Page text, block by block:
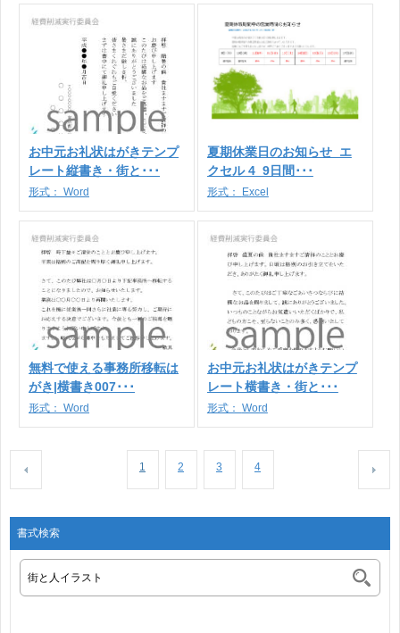
お中元お礼状はがきテンプ
レート縦書き・街と･･･
形式： Word
夏期休業日のお知らせ_エ
クセル 4_9日間･･･
形式： Excel
無料で使える事務所移転は
がき|横書き007･･･
形式： Word
お中元お礼状はがきテンプ
レート横書き・街と･･･
形式： Word
1 2 3 4
書式検索